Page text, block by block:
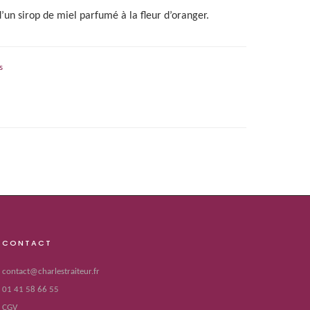
sirop de miel parfumé à la fleur d’oranger.
CONTACT
contact@charlestraiteur.fr
01 41 58 66 55
CGV